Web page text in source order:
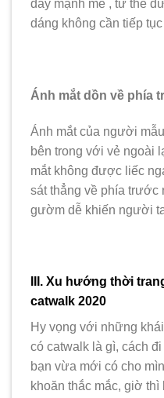
đầy mạnh mẽ , tư thế
dáng không cần tiếp
Ánh mắt dồn về phía
Ánh mắt của người
bên trong với vẻ ngoài
mắt không được liếc
sát thẳng về phía
gườm dễ khiến người
III. Xu hướng thời
catwalk 2020
Hy vọng với những
có catwalk là gì, cách
bạn vừa mới có cho
khoăn thắc mắc, giờ